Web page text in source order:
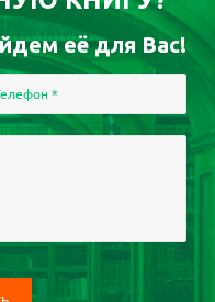
её для Вас!
*